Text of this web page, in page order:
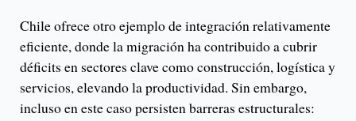
Chile ofrece otro ejemplo de integración relativamente
eficiente, donde la migración ha contribuido a cubrir
déficits en sectores clave como construcción, logística y
servicios, elevando la productividad. Sin embargo,
incluso en este caso persisten barreras estructurales: